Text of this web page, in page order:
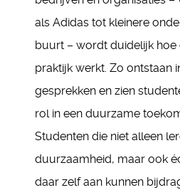
als Adidas tot kleinere
buurt – wordt duidelijk
praktijk werkt. Zo ontstaan
gesprekken en zien
rol in een duurzame
Studenten die niet alleen
duurzaamheid, maar ook
daar zelf aan kunnen